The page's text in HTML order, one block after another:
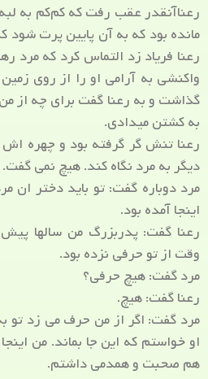
رعناآنقدر عقب رفت که کم‌کم به
مانده بود که به آن پایین پرت
رعنا فریاد زد التماس کرد که مرد
واکنشی به آرامی او را از روی
گذاشت و به رعنا گفت برای چه از
به کشتن میدادی.
رعنا تنش گر گرفته بود و چهره
دیگر به مرد نگاه کند. هیچ نمی گفت.
مرد دوباره گفت: تو باید دختر ان
اینجا آمده بود.
رعنا گفت: پدربزرگ من سالها پیش
وقت از تو حرفی نزده بود.
مرد گفت: هیچ حرفی؟
رعنا گفت: هیچ.
مرد گفت: اگر از من حرف می زد تو
او خواستم که این جا بماند. من
هم صحبت و همدمی داشتم.